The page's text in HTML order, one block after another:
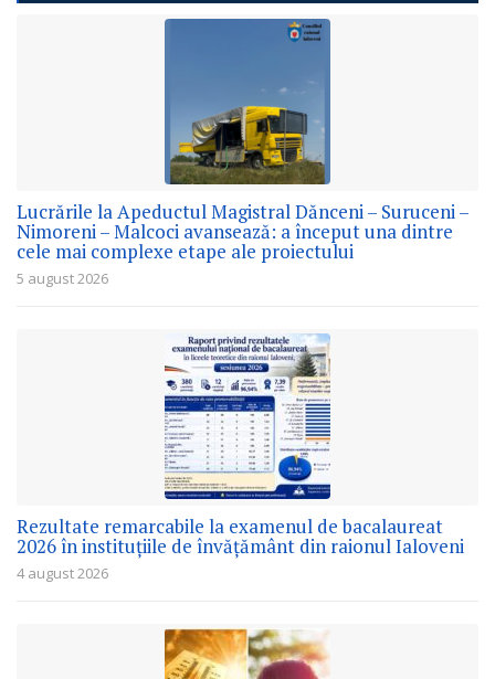
Lucrările la Apeductul Magistral Dănceni – Suruceni –
Nimoreni – Malcoci avansează: a început una dintre
cele mai complexe etape ale proiectului
5 august 2026
Rezultate remarcabile la examenul de bacalaureat
2026 în instituțiile de învățământ din raionul Ialoveni
4 august 2026